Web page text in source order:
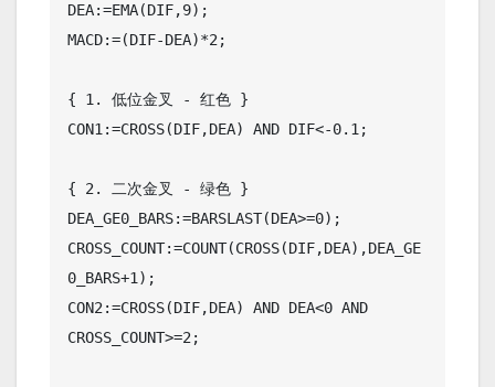
DEA:=EMA(DIF,9);
MACD:=(DIF-DEA)*2;
{ 1. 低位金叉 - 红色 }
CON1:=CROSS(DIF,DEA) AND DIF<-0.1;
{ 2. 二次金叉 - 绿色 }
DEA_GE0_BARS:=BARSLAST(DEA>=0);
CROSS_COUNT:=COUNT(CROSS(DIF,DEA),DEA_GE
0_BARS+1);
CON2:=CROSS(DIF,DEA) AND DEA<0 AND
CROSS_COUNT>=2;